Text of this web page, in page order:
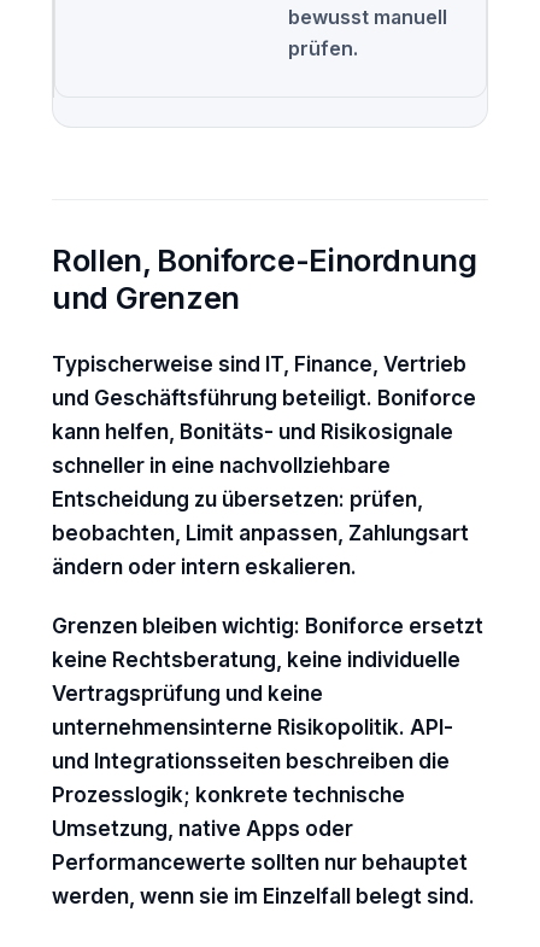
bewusst manuell
prüfen.
Rollen, Boniforce-Einordnung
und Grenzen
Typischerweise sind IT, Finance, Vertrieb
und Geschäftsführung beteiligt. Boniforce
kann helfen, Bonitäts- und Risikosignale
schneller in eine nachvollziehbare
Entscheidung zu übersetzen: prüfen,
beobachten, Limit anpassen, Zahlungsart
ändern oder intern eskalieren.
Grenzen bleiben wichtig: Boniforce ersetzt
keine Rechtsberatung, keine individuelle
Vertragsprüfung und keine
unternehmensinterne Risikopolitik. API-
und Integrationsseiten beschreiben die
Prozesslogik; konkrete technische
Umsetzung, native Apps oder
Performancewerte sollten nur behauptet
werden, wenn sie im Einzelfall belegt sind.